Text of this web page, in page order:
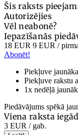
Šis raksts
Autorizējies
Vēl neabonē?
Iepazīšanās
18 EUR 9 EUR /
Abonēt!
Piekļuve
Piekļuve rakstu
1x nedēļā
Piedāvājums spēkā
Viena raksta
3 EUR / gab.